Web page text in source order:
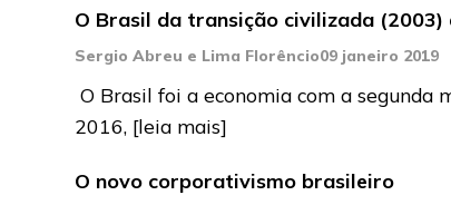
O Brasil da transição civilizada
Sergio Abreu e Lima Florêncio09 janeiro 2019
O Brasil foi a economia com a
2016, [leia mais]
O novo corporativismo brasileiro